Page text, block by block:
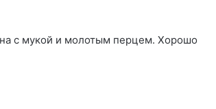
с мукой и молотым перцем. Хорошо